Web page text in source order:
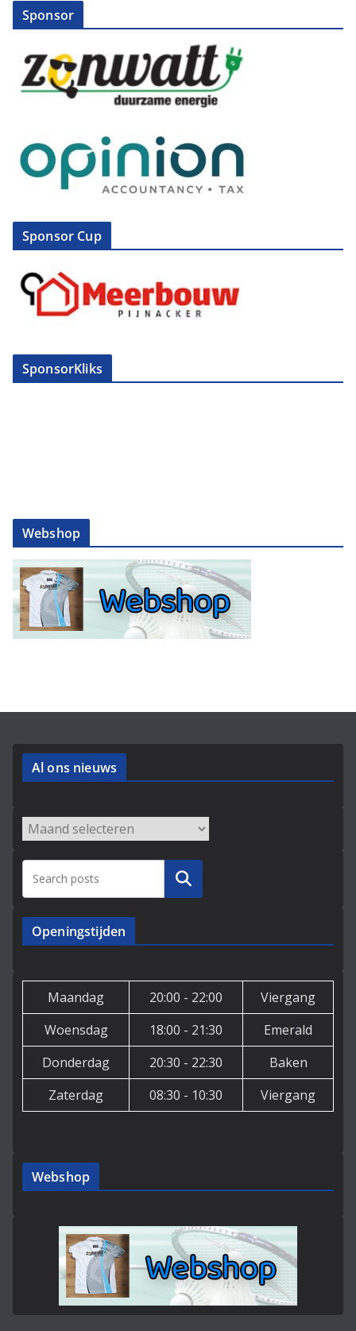
Sponsor
Sponsor Cup
SponsorKliks
Webshop
Al ons nieuws
Archieven
Zoeken
Openingstijden
Maandag 20:00 - 22:00
Viergang
Woensdag
18:00 - 21:30
Emerald
Donderdag
20:30 - 22:30
Baken
Zaterdag
08:30 - 10:30 Viergang
Webshop